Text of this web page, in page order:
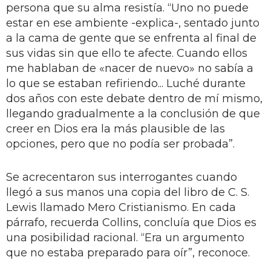
persona que su alma resistía. “Uno no puede
estar en ese ambiente -explica-, sentado junto
a la cama de gente que se enfrenta al final de
sus vidas sin que ello te afecte. Cuando ellos
me hablaban de «nacer de nuevo» no sabía a
lo que se estaban refiriendo... Luché durante
dos años con este debate dentro de mí mismo,
llegando gradualmente a la conclusión de que
creer en Dios era la más plausible de las
opciones, pero que no podía ser probada”.
Se acrecentaron sus interrogantes cuando
llegó a sus manos una copia del libro de C. S.
Lewis llamado Mero Cristianismo. En cada
párrafo, recuerda Collins, concluía que Dios es
una posibilidad racional. “Era un argumento
que no estaba preparado para oír”, reconoce.